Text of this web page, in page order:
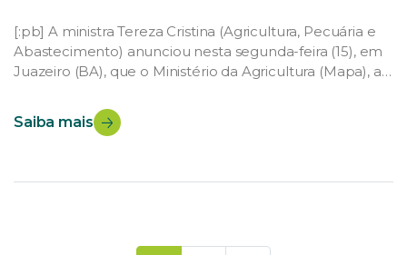
[:pb] A ministra Tereza Cristina (Agricultura, Pecuária e
Abastecimento) anunciou nesta segunda-feira (15), em
Juazeiro (BA), que o Ministério da Agricultura (Mapa), a
(CNA), o Serviço Nacional de Aprendizagem Rural
(Senar) e o Serviço de Apoio às Micro e Pequenas
Saiba mais